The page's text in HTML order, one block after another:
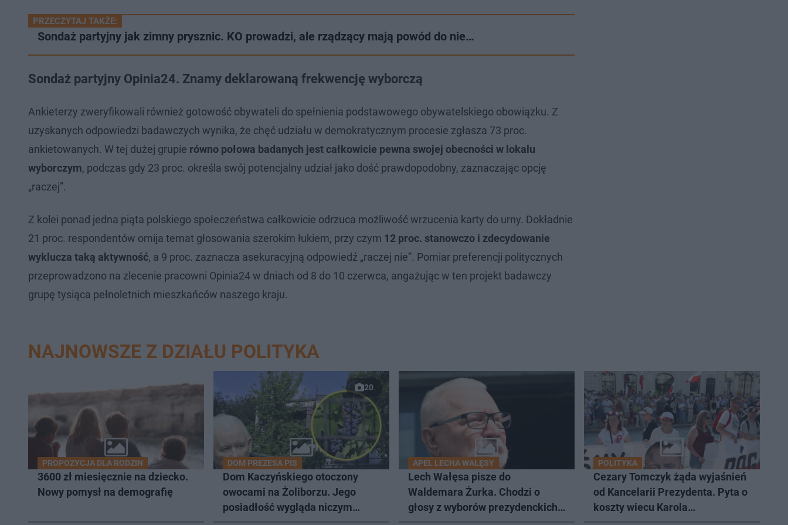
PRZECZYTAJ TAKŻE:
Sondaż partyjny jak zimny prysznic. KO prowadzi, ale rządzący mają powód do nie…
Sondaż partyjny Opinia24. Znamy deklarowaną frekwencję wyborczą
Ankieterzy zweryfikowali również gotowość obywateli do spełnienia podstawowego obywatelskiego obowiązku. Z
uzyskanych odpowiedzi badawczych wynika, że chęć udziału w demokratycznym procesie zgłasza 73 proc.
ankietowanych. W tej dużej grupie równo połowa badanych jest całkowicie pewna swojej obecności w lokalu
wyborczym, podczas gdy 23 proc. określa swój potencjalny udział jako dość prawdopodobny, zaznaczając opcję
„raczej”.
Z kolei ponad jedna piąta polskiego społeczeństwa całkowicie odrzuca możliwość wrzucenia karty do urny. Dokładnie
21 proc. respondentów omija temat głosowania szerokim łukiem, przy czym 12 proc. stanowczo i zdecydowanie
wyklucza taką aktywność, a 9 proc. zaznacza asekuracyjną odpowiedź „raczej nie”. Pomiar preferencji politycznych
przeprowadzono na zlecenie pracowni Opinia24 w dniach od 8 do 10 czerwca, angażując w ten projekt badawczy
grupę tysiąca pełnoletnich mieszkańców naszego kraju.
NAJNOWSZE Z DZIAŁU POLITYKA
PROPOZYCJA DLA RODZIN
3600 zł miesięcznie na dziecko.
Nowy pomysł na demografię
20
DOM PREZESA PIS
Dom Kaczyńskiego otoczony
owocami na Żoliborzu. Jego
posiadłość wygląda niczym
APEL LECHA WAŁĘSY
Lech Wałęsa pisze do
Waldemara Żurka. Chodzi o
głosy z wyborów prezydenckich
POLITYKA
Cezary Tomczyk żąda wyjaśnień
od Kancelarii Prezydenta. Pyta o
koszty wiecu Karola